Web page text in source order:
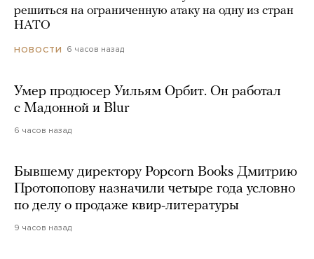
решиться на ограниченную атаку на одну из стран
НАТО
НОВОСТИ 6 часов назад
Умер продюсер Уильям Орбит. Он работал
с Мадонной и Blur
6 часов назад
Бывшему директору Popcorn Books Дмитрию
Протопопову назначили четыре года условно
по делу о продаже квир-литературы
9 часов назад